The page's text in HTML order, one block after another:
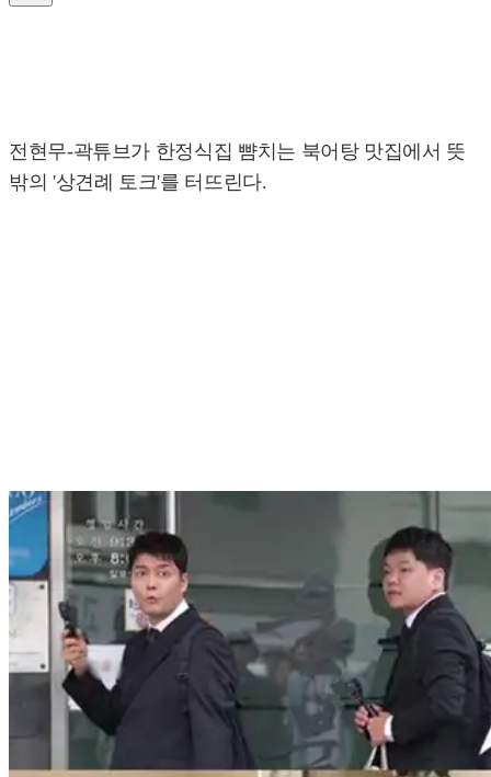
전현무-곽튜브가 한정식집 뺨치는 북어탕 맛집에서 뜻
밖의 '상견례 토크'를 터뜨린다.